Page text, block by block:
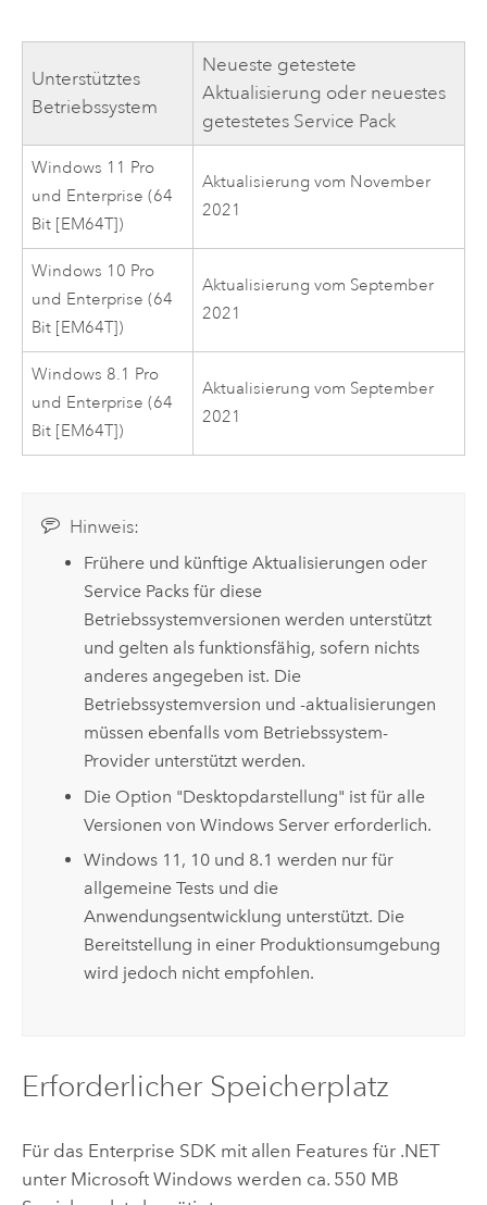
Unterstütztes
Betriebssystem
Neueste getestete
Aktualisierung oder neuestes
getestetes Service Pack
Windows 11 Pro
und Enterprise (64
Bit [EM64T])
Aktualisierung vom November
2021
Windows 10 Pro
und Enterprise (64
Bit [EM64T])
Aktualisierung vom September
2021
Windows 8.1 Pro
und Enterprise (64
Bit [EM64T])
Aktualisierung vom September
2021
Hinweis:
Frühere und künftige Aktualisierungen oder
Service Packs für diese
Betriebssystemversionen werden unterstützt
und gelten als funktionsfähig, sofern nichts
anderes angegeben ist. Die
Betriebssystemversion und -aktualisierungen
müssen ebenfalls vom Betriebssystem-
Provider unterstützt werden.
Die Option "Desktopdarstellung" ist für alle
Versionen von Windows Servererforderlich.
Windows11, 10 und 8.1 werden nur für
allgemeine Tests und die
Anwendungsentwicklung unterstützt. Die
Bereitstellung in einer Produktionsumgebung
wird jedoch nicht empfohlen.
Erforderlicher Speicherplatz
Für das Enterprise SDK mit allen Features für .NET
unter Microsoft Windows werden ca. 550 MB